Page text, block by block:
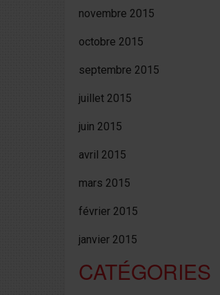
novembre 2015
octobre 2015
septembre 2015
juillet 2015
juin 2015
avril 2015
mars 2015
février 2015
janvier 2015
CATÉGORIES